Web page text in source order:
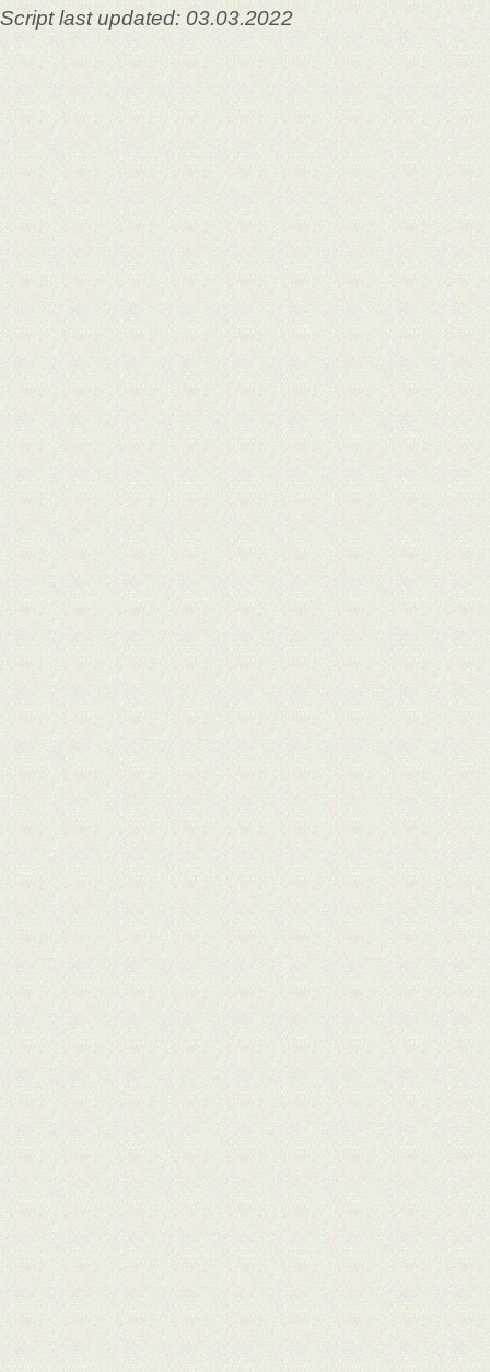
Script last updated: 03.03.2022